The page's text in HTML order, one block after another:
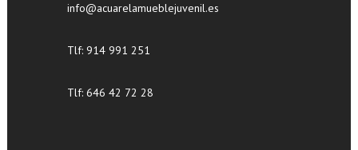
info@acuarelamueblejuvenil.es
Tlf: 914 991 251
Tlf: 646 42 72 28